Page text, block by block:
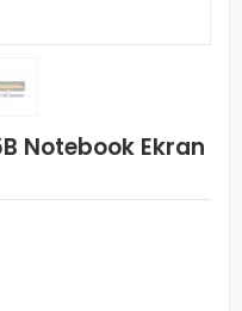
Notebook Ekran